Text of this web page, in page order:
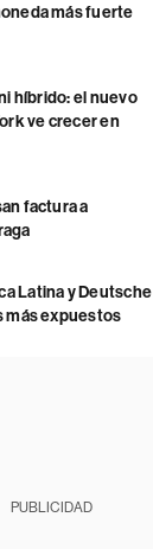
más fuerte
híbrido: el nuevo
ve crecer en
factura a
Latina y Deutsche
más expuestos
PUBLICIDAD